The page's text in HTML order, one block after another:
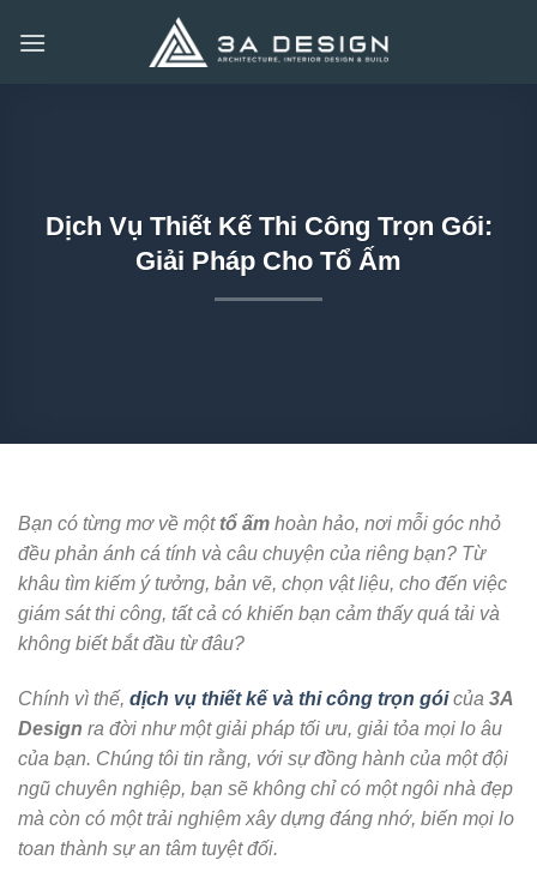
qua
Dịch Vụ Thiết Kế Thi Công Trọn Gói:
Giải Pháp Cho Tổ Ấm
Bạn có từng mơ về một tổ ấm hoàn hảo, nơi mỗi góc nhỏ
đều phản ánh cá tính và câu chuyện của riêng bạn? Từ
khâu tìm kiếm ý tưởng, bản vẽ, chọn vật liệu, cho đến việc
giám sát thi công, tất cả có khiến bạn cảm thấy quá tải và
không biết bắt đầu từ đâu?
Chính vì thế, dịch vụ thiết kế và thi công trọn góicủa 3A
Design ra đời như một giải pháp tối ưu, giải tỏa mọi lo âu
của bạn. Chúng tôi tin rằng, với sự đồng hành của một đội
ngũ chuyên nghiệp, bạn sẽ không chỉ có một ngôi nhà đẹp
mà còn có một trải nghiệm xây dựng đáng nhớ, biến mọi lo
toan thành sự an tâm tuyệt đối.